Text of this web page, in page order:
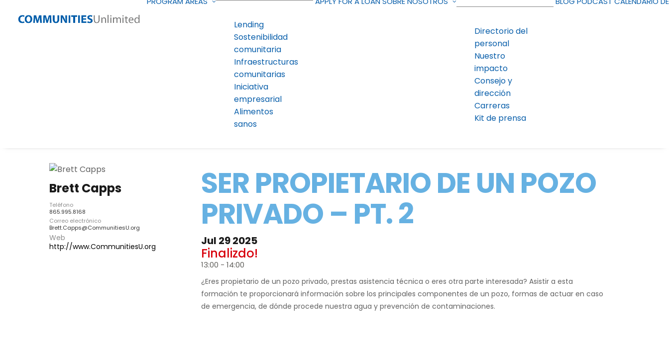
Lending
Sostenibilidad
comunitaria
Infraestructuras
comunitarias
Iniciativa
empresarial
Alimentos
sanos
Directorio del
personal
Nuestro
impacto
Consejo y
dirección
Carreras
Kit de prensa
Brett Capps
Teléfono
865.995.8168
Correo electrónico
Brett.Capps@CommunitiesU.org
Web
http://www.CommunitiesU.org
SER PROPIETARIO DE UN POZO
PRIVADO – PT. 2
Jul 29 2025
Finalizdo!
13:00 - 14:00
¿Eres propietario de un pozo privado, prestas asistencia técnica o eres otra parte interesada? Asistir a esta
formación te proporcionará información sobre los principales componentes de un pozo, formas de actuar en caso
de emergencia, de dónde procede nuestra agua y prevención de contaminaciones.